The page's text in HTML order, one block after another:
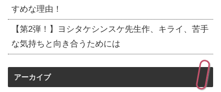
すめな理由！
【第2弾！】ヨシタケシンスケ先生作、キライ、苦手
な気持ちと向き合うためには
アーカイブ